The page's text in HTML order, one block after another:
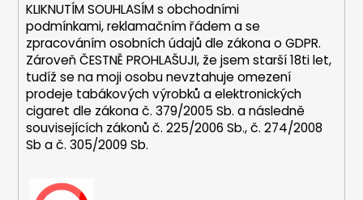
KLIKNUTÍM SOUHLASÍM s obchodními
podmínkami,reklamačním řádem a se
zpracováním osobních údajů dle zákona oGDPR.
Zároveň ČESTNĚ PROHLAŠUJI, že jsem starší 18ti let,
tudíž se na moji osobu nevztahuje omezení
prodeje tabákových výrobků a elektronických
cigaret dle zákona č. 379/2005 Sb. a následně
souvisejících zákonů č. 225/2006 Sb., č. 274/2008
Sb a č. 305/2009 Sb.